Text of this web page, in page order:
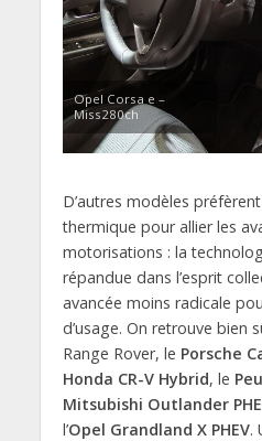
Opel Corsa e –
Miss280ch
D’autres modèles
thermique pour allier les
motorisations : la
répandue dans l’esprit
avancée moins radicale
d’usage. On retrouve bien
Range Rover, le Porsche
Honda CR-V Hybrid, le
Mitsubishi Outlander
l’Opel Grandland X PHEV.